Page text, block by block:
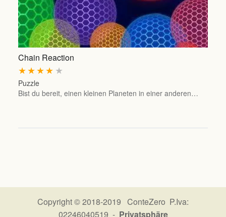
Chain Reaction
★
★
★
★
★
Puzzle
Bist du bereit, einen kleinen Planeten in einer anderen…
Copyright © 2018-2019 ConteZero P.Iva:
02246040519 - Privatsphäre